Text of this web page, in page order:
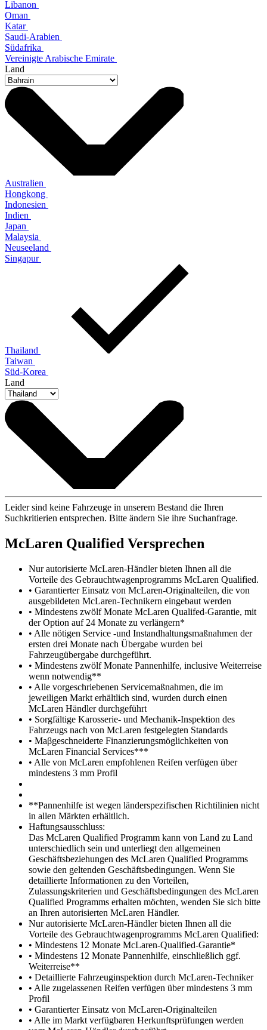
Libanon
Oman
Katar
Saudi-Arabien
Südafrika
Vereinigte Arabische Emirate
Land
Australien
Hongkong
Indonesien
Indien
Japan
Malaysia
Neuseeland
Singapur
Thailand
Taiwan
Süd-Korea
Land
Leider sind keine Fahrzeuge in unserem Bestand die Ihren
Suchkritierien entsprechen. Bitte ändern Sie ihre Suchanfrage.
McLaren Qualified Versprechen
Nur autorisierte McLaren-Händler bieten Ihnen all die
Vorteile des Gebrauchtwagenprogramms McLaren Qualified.
• Garantierter Einsatz von McLaren-Originalteilen, die von
ausgebildeten McLaren-Technikern eingebaut werden
• Mindestens zwölf Monate McLaren Qualifed-Garantie, mit
der Option auf 24 Monate zu verlängern*
• Alle nötigen Service -und Instandhaltungsmaßnahmen der
ersten drei Monate nach Übergabe wurden bei
Fahrzeugübergabe durchgeführt.
• Mindestens zwölf Monate Pannenhilfe, inclusive Weiterreise
wenn notwendig**
• Alle vorgeschriebenen Servicemaßnahmen, die im
jeweiligen Markt erhältlich sind, wurden durch einen
McLaren Händler durchgeführt
• Sorgfältige Karosserie- und Mechanik-Inspektion des
Fahrzeugs nach von McLaren festgelegten Standards
• Maβgeschneiderte Finanzierungsmöglichkeiten von
McLaren Financial Services***
• Alle von McLaren empfohlenen Reifen verfügen über
mindestens 3 mm Profil
**Pannenhilfe ist wegen länderspezifischen Richtilinien nicht
in allen Märkten erhältlich.
Haftungsausschluss:
Das McLaren Qualified Programm kann von Land zu Land
unterschiedlich sein und unterliegt den allgemeinen
Geschäftsbeziehungen des McLaren Qualified Programms
sowie den geltenden Geschäftsbedingungen. Wenn Sie
detaillierte Informationen zu den Vorteilen,
Zulassungskriterien und Geschäftsbedingungen des McLaren
Qualified Programms erhalten möchten, wenden Sie sich bitte
an Ihren autorisierten McLaren Händler.
Nur autorisierte McLaren-Händler bieten Ihnen all die
Vorteile des Gebrauchtwagenprogramms McLaren Qualified:
• Mindestens 12 Monate McLaren-Qualified-Garantie*
• Mindestens 12 Monate Pannenhilfe, einschließlich ggf.
Weiterreise**
• Detaillierte Fahrzeuginspektion durch McLaren-Techniker
• Alle zugelassenen Reifen verfügen über mindestens 3 mm
Profil
• Garantierter Einsatz von McLaren-Originalteilen
• Alle im Markt verfügbaren Herkunftsprüfungen werden